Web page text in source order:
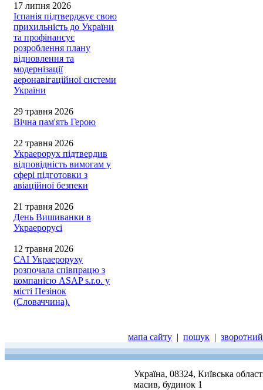
17 липня 2026
Іспанія підтверджує свою
прихильність до України
та профінансує
розроблення плану
відновлення та
модернізації
аеронавігаційної системи
України
29 травня 2026
Вічна пам'ять Герою
22 травня 2026
Украерорух підтвердив
відповідність вимогам у
сфері підготовки з
авіаційної безпеки
21 травня 2026
День Вишиванки в
Украерорусі
12 травня 2026
САІ Украероруху
розпочала співпрацю з
компанією ASAP s.r.o. у
місті Пезінок
(Словаччина).
мапа сайту | пошук |
Україна, 08324, Київська
масив, будинок 1